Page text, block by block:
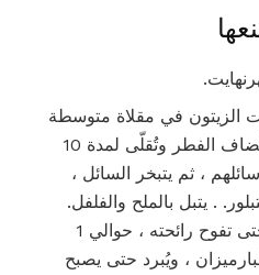
الزيتون في مقلاة متوسطة
الحجم على نار متوسطة ، ثم تُضاف الفطر وتُقلّى لمدة 10
، ثم يتبخر السائل ،
. يتبل بالملح والفلفل.
ضجة في الثوم وإكليل الجبل حتى تفوح رائحته ، حوالي 1
، ويُبرد حتى يصبح